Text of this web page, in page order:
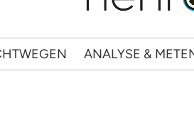
ANALYSE &